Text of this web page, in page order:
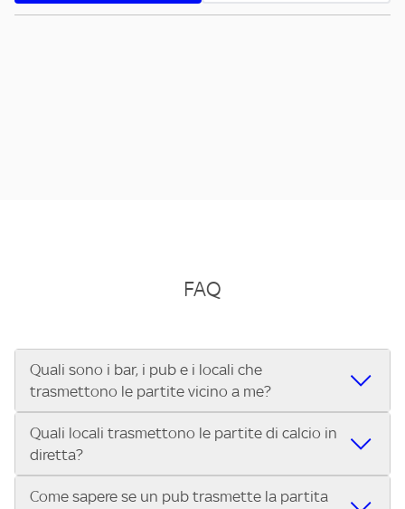
FAQ
Quali sono i bar, i pub e i locali che
trasmettono le partite vicino a me?
Se cerchi un bar, pub, ristorante o locale vicino a te per
vedere le partite di Serie A ENILIVE, la Serie C Sky Wifi, la
UEFA Champions League, la UEFA Europa League, la UEFA
Conference League, il Tennis, la Formula 1®, la MotoGP™ e
Quali locali trasmettono le partite di calcio in
diretta?
Vuoi sapere quali bar, pub o ristoranti mostrano le partite
Come sapere se un pub trasmette la partita